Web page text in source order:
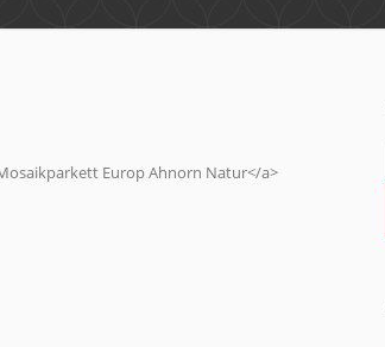
Europ Ahnorn Natur</a>